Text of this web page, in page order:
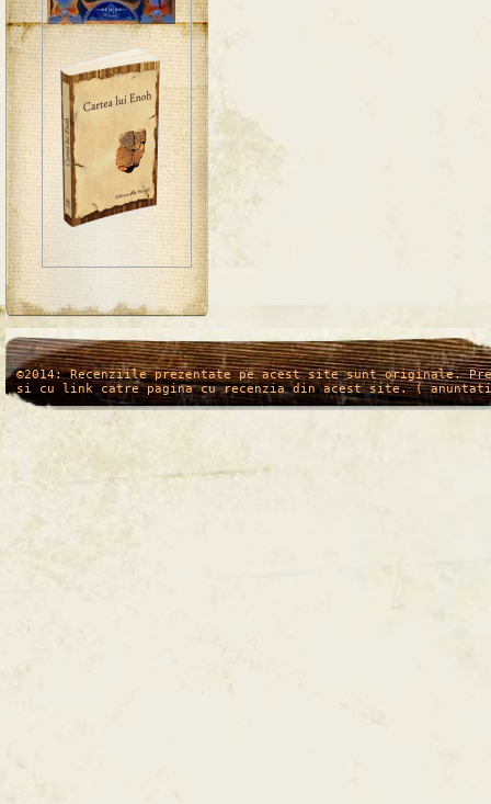
/* */
©2014: Recenziile prezentate pe acest site sunt originale.
si cu link catre pagina cu recenzia din acest site. (